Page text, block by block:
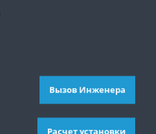
Расчет установки
Вызов Инженера